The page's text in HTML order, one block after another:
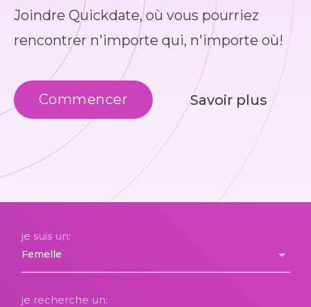
Joindre Quickdate, où vous pourriez
rencontrer n'importe qui, n'importe où!
Commencer Savoir plus
je suis un:
je recherche un: